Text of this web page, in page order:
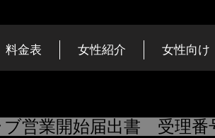
料金表 女性紹介 女性向け
営業開始届出書 受理番